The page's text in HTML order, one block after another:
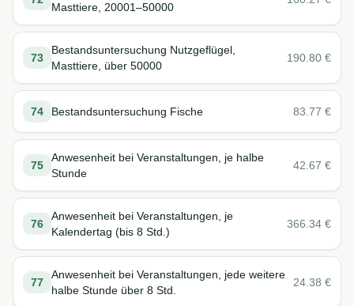
Masttiere, 20001–50000
73
Bestandsuntersuchung Nutzgeflügel,
Masttiere, über 50000
190.80 €
74 Bestandsuntersuchung Fische 83.77 €
75
Anwesenheit bei Veranstaltungen, je halbe
Stunde
42.67 €
76
Anwesenheit bei Veranstaltungen, je
Kalendertag (bis 8 Std.)
366.34 €
77
Anwesenheit bei Veranstaltungen, jede weitere
halbe Stunde über 8 Std.
24.38 €